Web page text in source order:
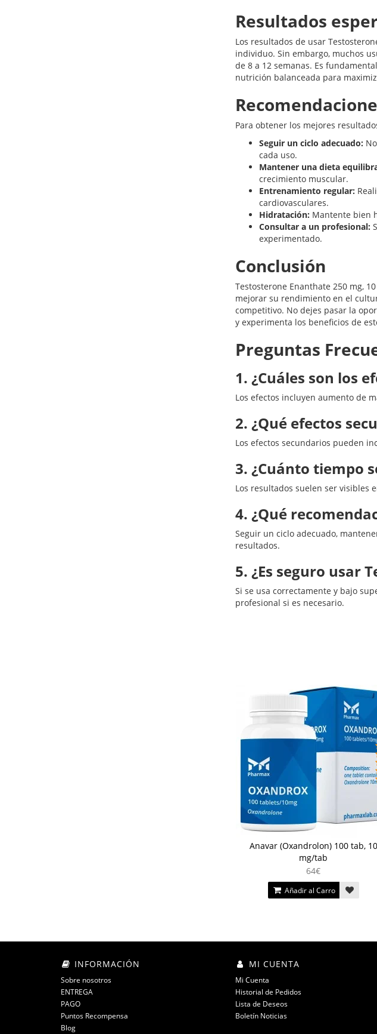
Resultados
Los resultados de usar
individuo. Sin embargo, muchos
de 8 a 12 semanas. Es
nutrición balanceada para
Para obtener los mejores
Seguir un ciclo adecuado:
cada uso.
Mantener una dieta
crecimiento muscular.
Entrenamiento regular:
cardiovasculares.
Hidratación: Mantente bien
Consultar a un profesional:
experimentado.
Conclusión
Testosterone Enanthate 250 mg,
mejorar su rendimiento en el
competitivo. No dejes pasar la
y experimenta los beneficios de
Preguntas
1. ¿Cuáles son los
Los efectos incluyen aumento de
2. ¿Qué efectos
Los efectos secundarios pueden
3. ¿Cuánto tiempo
Los resultados suelen ser visibles
4. ¿Qué
Seguir un ciclo adecuado,
resultados.
5. ¿Es seguro usar
Si se usa correctamente y bajo
profesional si es necesario.
Anavar (Oxandrolon) 100 tab, 10
mg/tab
64€
Añadir al Carro
INFORMACIÓN
Sobre nosotros
ENTREGA
PAGO
Puntos Recompensa
Blog
MI CUENTA
Mi Cuenta
Historial de Pedidos
Lista de Deseos
Boletín Noticias